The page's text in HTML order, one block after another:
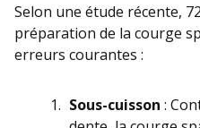
Selon une étude récente,
préparation de la courge
erreurs courantes :
Sous-cuisson :